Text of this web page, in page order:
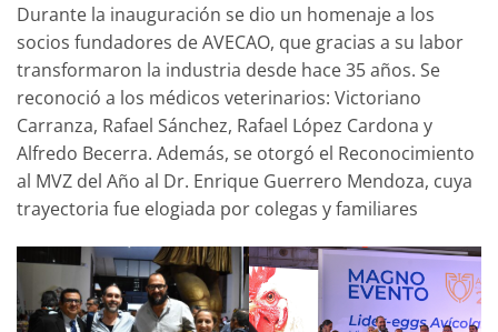
Durante la inauguración se dio un homenaje a los
socios fundadores de AVECAO, que gracias a su labor
transformaron la industria desde hace 35 años. Se
reconoció a los médicos veterinarios: Victoriano
Carranza, Rafael Sánchez, Rafael López Cardona y
Alfredo Becerra. Además, se otorgó el Reconocimiento
al MVZ del Año al Dr. Enrique Guerrero Mendoza, cuya
trayectoria fue elogiada por colegas y familiares